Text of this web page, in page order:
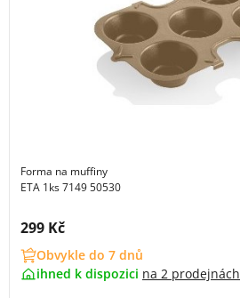
Forma na muffiny
ETA 1ks 7149 50530
Cena s DPH:
299 Kč
Obvykle do 7 dnů
ihned k dispozici na 2 prodejnách